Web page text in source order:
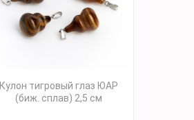
Кулон тигровый глаз ЮАР
(биж. сплав) 2,5 см